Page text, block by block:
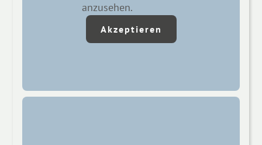
anzusehen.
Akzeptieren